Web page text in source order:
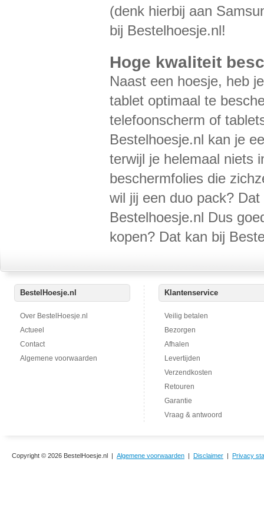
(denk hierbij aan
bij Bestelhoesje.nl!
Hoge kwaliteit
Naast een hoesje, heb
tablet optimaal te
telefoonscherm of
Bestelhoesje.nl kan je
terwijl je helemaal niets
beschermfolies die
wil jij een duo pack?
Bestelhoesje.nl Dus
kopen? Dat kan bij
BestelHoesje.nl
Over BestelHoesje.nl
Actueel
Contact
Algemene voorwaarden
Klantenservice
Veilig betalen
Bezorgen
Afhalen
Levertijden
Verzendkosten
Retouren
Garantie
Vraag & antwoord
Copyright © 2026 BestelHoesje.nl | Algemene voorwaarden | Disclaimer | Privacy